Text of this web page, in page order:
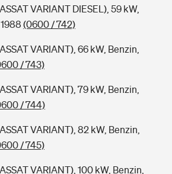
VARIANT DIESEL), 59 kW,
(0600 / 742)
VARIANT), 66 kW, Benzin,
/ 743)
VARIANT), 79 kW, Benzin,
/ 744)
VARIANT), 82 kW, Benzin,
/ 745)
VARIANT), 100 kW, Benzin,